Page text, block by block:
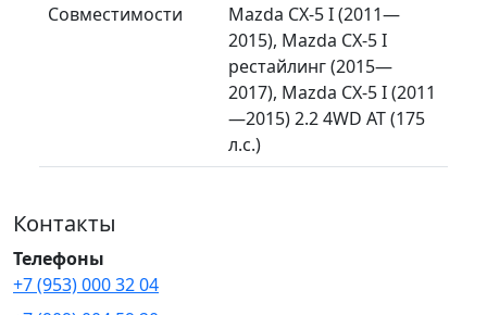
Совместимости
Mazda CX-5 I (2011—
2015), Mazda CX-5 I
рестайлинг (2015—
2017), Mazda CX-5 I (2011
—2015) 2.2 4WD AT (175
л.с.)
Контакты
Телефоны
+7 (953) 000 32 04